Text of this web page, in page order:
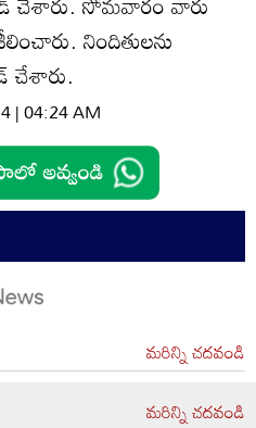
నిందితులను
చేశారు.
| 04:24 AM
మరిన్ని చదవండి
మరిన్ని చదవండి